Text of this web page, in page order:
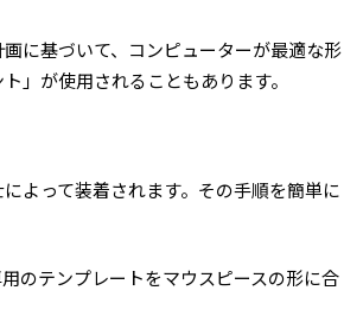
に基づいて、コンピューターが最適な形
」が使用されることもあります。
よって装着されます。その手順を簡単に
のテンプレートをマウスピースの形に合